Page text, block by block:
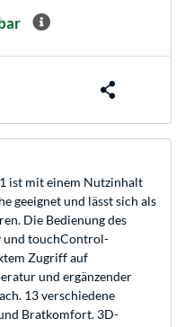
ist mit einem Nutzinhalt
geeignet und lässt sich als
Die Bedienung des
und touchControl-
Zugriff auf
und ergänzender
13 verschiedene
Bratkomfort. 3D-